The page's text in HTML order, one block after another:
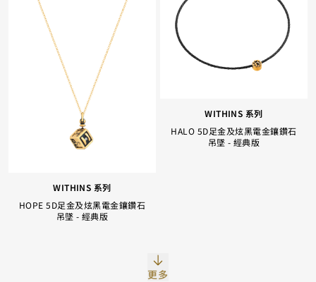
WITHINS 系列
HOPE 5D足金及炫黑電金鑲鑽石
吊墜 - 經典版
WITHINS 系列
HALO 5D足金及炫黑電金鑲鑽石
吊墜 - 經典版
更多